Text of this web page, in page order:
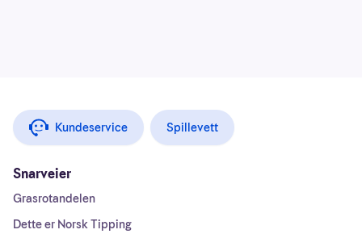
Kundeservice Spillevett
Snarveier
Grasrotandelen
Dette er Norsk Tipping